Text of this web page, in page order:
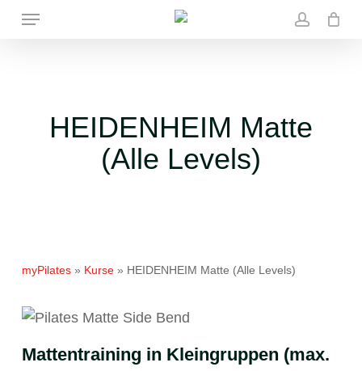
SkipMenu
HEIDENHEIM Matte
(Alle Levels)
myPilates» Kurse» HEIDENHEIM Matte (Alle Levels)
Mattentraining in Kleingruppen (max.